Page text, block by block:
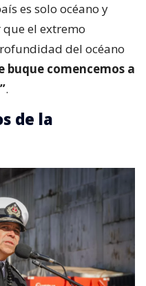
es solo océano y
que el extremo
del océano
buque comencemos a
.
de la